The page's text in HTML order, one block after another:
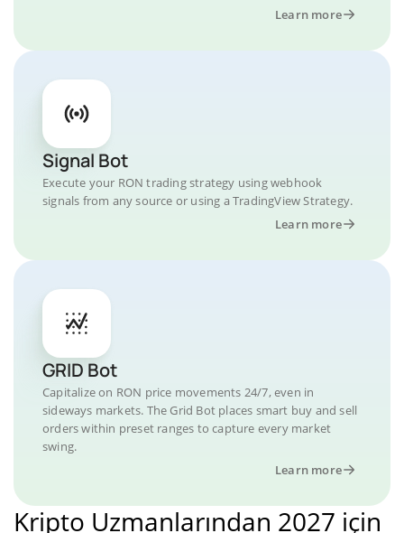
Learn more
Signal Bot
Execute your RON trading strategy using webhook
signals from any source or using a TradingView Strategy.
Learn more
GRID Bot
Capitalize on RON price movements 24/7, even in
sideways markets. The Grid Bot places smart buy and sell
orders within preset ranges to capture every market
swing.
Learn more
Kripto Uzmanlarından 2027 için